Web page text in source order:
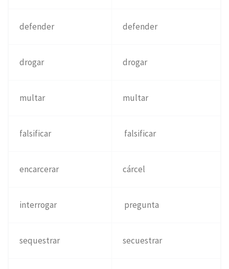
defender defender
drogar drogar
multar multar
falsificar falsificar
encarcerar cárcel
interrogar pregunta
sequestrar secuestrar